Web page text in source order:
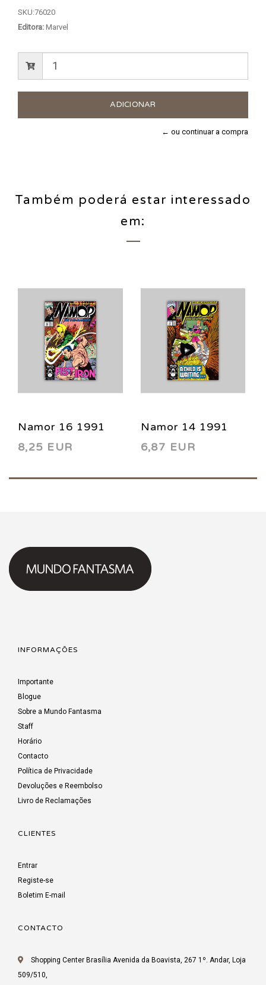
SKU:76020
Editora: Marvel
← ou continuar a compra
Também poderá estar interessado
em:
Namor 16 1991
8,25 EUR
Namor 14 1991
6,87 EUR
INFORMAÇÕES
Importante
Blogue
Sobre a Mundo Fantasma
Staff
Horário
Contacto
Política de Privacidade
Devoluções e Reembolso
Livro de Reclamações
CLIENTES
Entrar
Registe-se
Boletim E-mail
CONTACTO
Shopping Center Brasília Avenida da Boavista, 267 1º. Andar, Loja
509/510,